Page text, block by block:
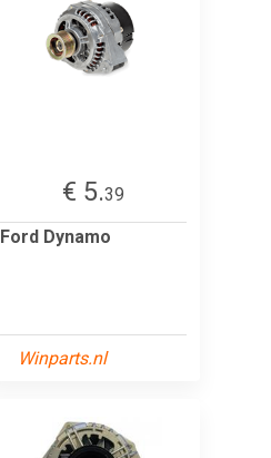
€ 5.39
Ford Dynamo
Winparts.nl